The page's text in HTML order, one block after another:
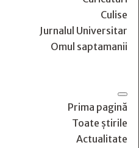
Culise
Jurnalul Universitar
Omul saptamanii
Prima pagină
Toate știrile
Actualitate